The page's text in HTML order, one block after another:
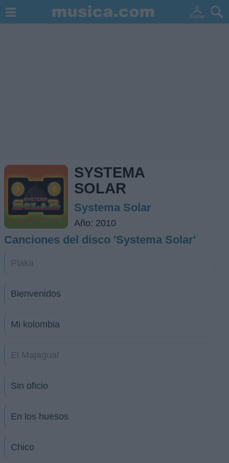
SYSTEMA
SOLAR
Systema Solar
Año: 2010
Canciones del disco 'Systema Solar'
Plaka
Bienvenidos
Mi kolombia
El Majagual
Sin oficio
En los huesos
Chico